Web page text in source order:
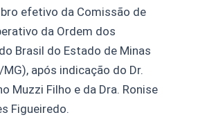
efetivo da Comissão de
da Ordem dos
Brasil do Estado de Minas
MG), após indicação do Dr.
Muzzi Filho e da Dra. Ronise
Figueiredo.